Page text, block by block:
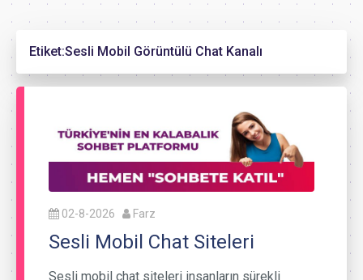
Etiket:Sesli Mobil Görüntülü Chat Kanalı
02-8-2026 Farz
Sesli Mobil Chat Siteleri
Sesli mobil chat siteleri insanların sürekli